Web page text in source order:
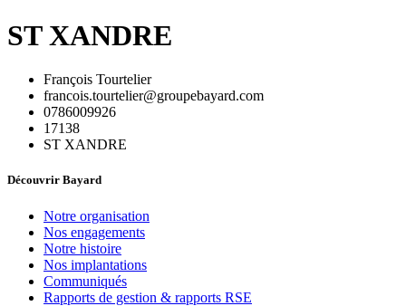
ST XANDRE
François Tourtelier
francois.tourtelier@groupebayard.com
0786009926
17138
ST XANDRE
Découvrir Bayard
Notre organisation
Nos engagements
Notre histoire
Nos implantations
Communiqués
Rapports de gestion & rapports RSE